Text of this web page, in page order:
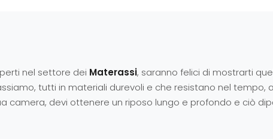
nel settore dei Materassi, saranno felici di mostrarti
tutti in materiali durevoli e che resistano nel tempo,
camera, devi ottenere un riposo lungo e profondo e ciò